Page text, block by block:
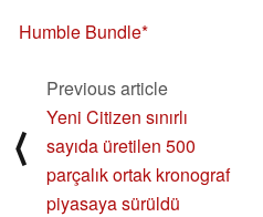
Humble Bundle
⟨
Previous article
Yeni Citizen sınırlı
sayıda üretilen 500
parçalık ortak kronograf
piyasaya sürüldü